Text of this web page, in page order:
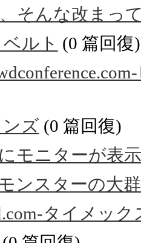
そんな改まっ
ルト (0 篇回復)
ズ(0 篇回復)
モニターが表
ンスターの大
タイメック